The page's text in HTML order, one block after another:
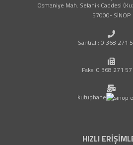
Osmaniye Mah. Selanik Caddesi
57000- SİNOP
Santral : 0 368 271
Faks: 0 368 271
kutuphane
HIZLI